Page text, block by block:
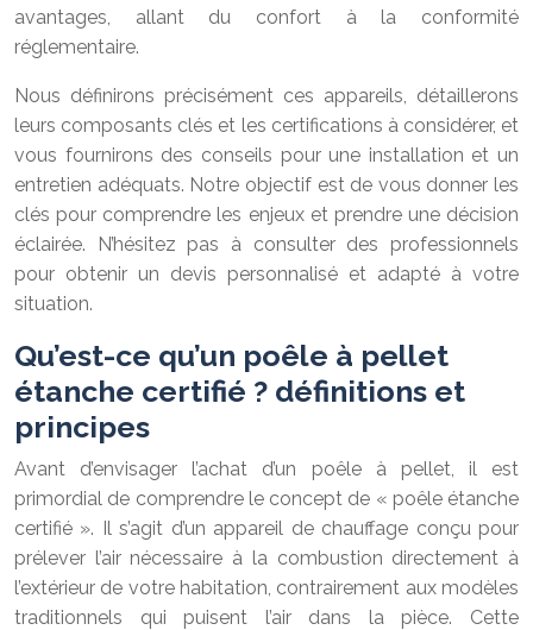
avantages, allant du confort à la conformité
réglementaire.
Nous définirons précisément ces appareils, détaillerons
leurs composants clés et les certifications à considérer, et
vous fournirons des conseils pour une installation et un
entretien adéquats. Notre objectif est de vous donner les
clés pour comprendre les enjeux et prendre une décision
éclairée. N’hésitez pas à consulter des professionnels
pour obtenir un devis personnalisé et adapté à votre
situation.
Qu’est-ce qu’un poêle à pellet
étanche certifié ? définitions et
principes
Avant d’envisager l’achat d’un poêle à pellet, il est
primordial de comprendre le concept de « poêle étanche
certifié ». Il s’agit d’un appareil de chauffage conçu pour
prélever l’air nécessaire à la combustion directement à
l’extérieur de votre habitation, contrairement aux modèles
traditionnels qui puisent l’air dans la pièce. Cette